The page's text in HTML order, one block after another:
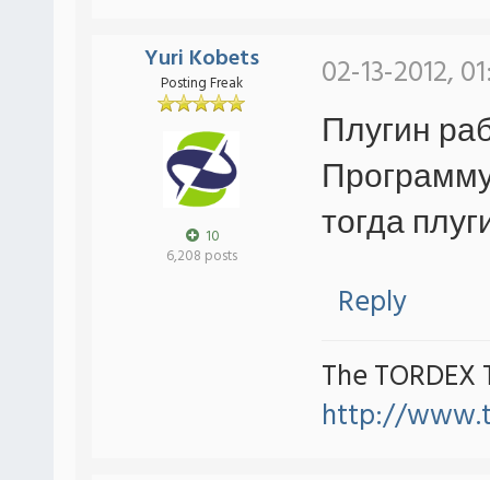
Yuri Kobets
Posting Freak
10
6,208 posts
02-13-2012,
Плугин
тогда
Reply
The TORDEX
http://